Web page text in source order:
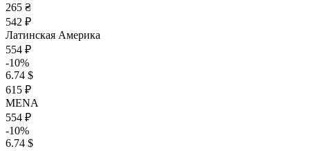
265 ₴
542 ₽
Латинская Америка
554 ₽
-10%
6.74 $
615 ₽
MENA
554 ₽
-10%
6.74 $